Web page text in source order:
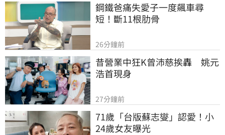
鋼鐵爸痛失愛子一度飆車尋
短！斷11根肋骨
26分鐘前
昔營業中狂K曾沛慈挨轟　姚元
浩首現身
27分鐘前
71歲「台版蘇志燮」認愛！小
24歲女友曝光